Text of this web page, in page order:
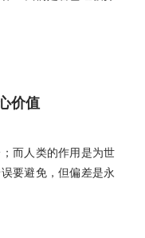
价值
而人类的作用是为世
要避免，但偏差是永